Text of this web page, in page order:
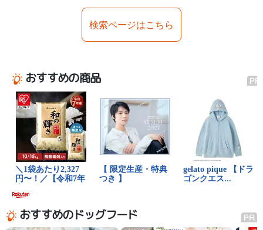
検索ページはこちら
おすすめの商品
おすすめのドッグフード